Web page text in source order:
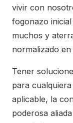
vivir con
fogonazo
muchos y
normalizado
Tener
para
aplicable, la
poderosa